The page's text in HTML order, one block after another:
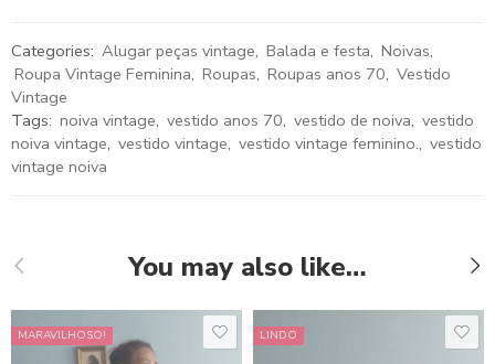
Categories: Alugar peças vintage, Balada e festa, Noivas,
Roupa Vintage Feminina, Roupas, Roupas anos 70, Vestido
Vintage
Tags: noiva vintage, vestido anos 70, vestido de noiva, vestido
noiva vintage, vestido vintage, vestido vintage feminino., vestido
vintage noiva
You may also like…
MARAVILHOSO! LINDO